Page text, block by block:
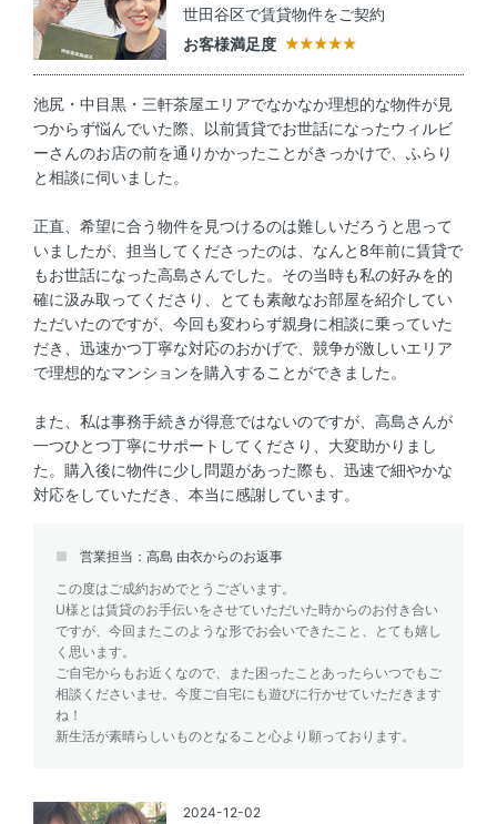
世田谷区で賃貸物件をご契約
お客様満足度
池尻・中目黒・三軒茶屋エリアでなかなか理想的な物件が見
つからず悩んでいた際、以前賃貸でお世話になったウィルビ
ーさんのお店の前を通りかかったことがきっかけで、ふらり
と相談に伺いました。
正直、希望に合う物件を見つけるのは難しいだろうと思って
いましたが、担当してくださったのは、なんと8年前に賃貸で
もお世話になった高島さんでした。その当時も私の好みを的
確に汲み取ってくださり、とても素敵なお部屋を紹介してい
ただいたのですが、今回も変わらず親身に相談に乗っていた
だき、迅速かつ丁寧な対応のおかげで、競争が激しいエリア
で理想的なマンションを購入することができました。
また、私は事務手続きが得意ではないのですが、高島さんが
一つひとつ丁寧にサポートしてくださり、大変助かりまし
た。購入後に物件に少し問題があった際も、迅速で細やかな
対応をしていただき、本当に感謝しています。
営業担当：高島 由衣からのお返事
この度はご成約おめでとうございます。
U様とは賃貸のお手伝いをさせていただいた時からのお付き合い
ですが、今回またこのような形でお会いできたこと、とても嬉し
く思います。
ご自宅からもお近くなので、また困ったことあったらいつでもご
相談くださいませ。今度ご自宅にも遊びに行かせていただきます
ね！
新生活が素晴らしいものとなること心より願っております。
2024-12-02